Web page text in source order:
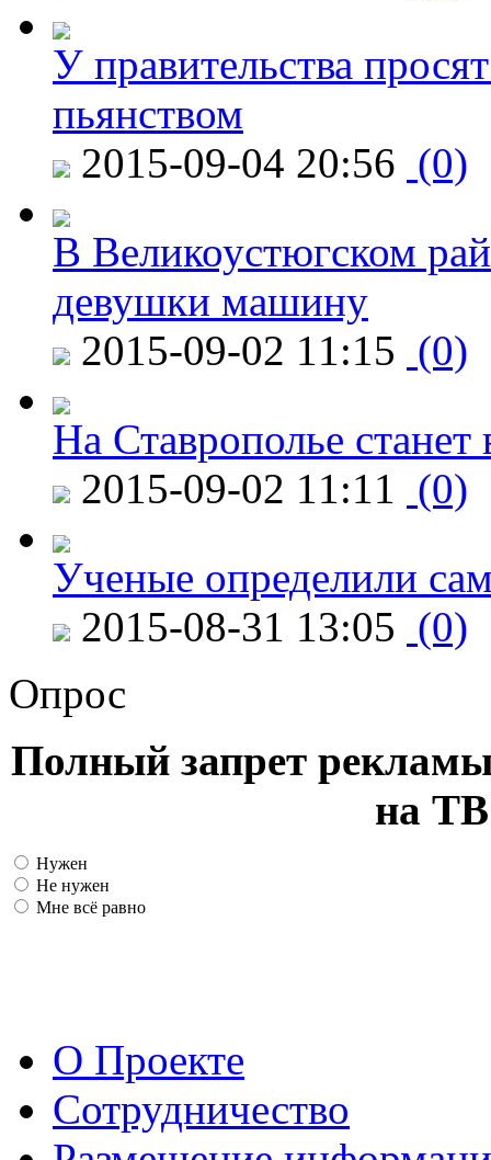
У правительства
пьянством
2015-09-04 20:56 (0)
В Великоустюгском
девушки машину
2015-09-02 11:15 (0)
На Ставрополье
2015-09-02 11:11 (0)
Ученые определили
2015-08-31 13:05 (0)
Опрос
Полный запрет
на ТВ
Нужен
Не нужен
Мне всё равно
О Проекте
Сотрудничество